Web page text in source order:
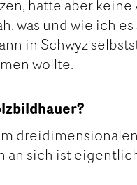
hatte aber
was und wie ich
in Schwyz
wollte.
an sich ist